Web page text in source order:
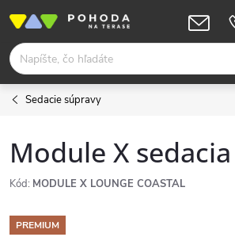
obsah
Sedacie súpravy
Module X
Kód: MODULE X LOUNGE COASTAL
PREMIUM